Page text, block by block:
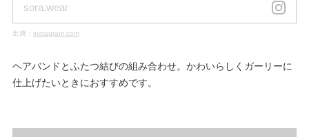
sora.wear
出典： instagram.com
ヘアバンドとふたつ結びの組み合わせ。かわいらしくガーリーに
仕上げたいときにおすすめです。